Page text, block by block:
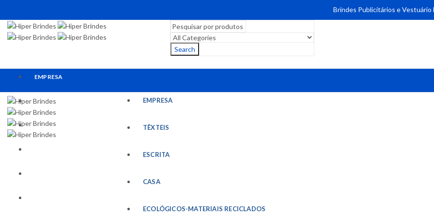
Brindes Publicitários e Vestuário
Search
EMPRESA
TÊXTEIS
ESCRITA
EMPRESA
TÊXTEIS
ESCRITA
CASA
ECOLÓGICOS-MATERIAIS RECICLADOS